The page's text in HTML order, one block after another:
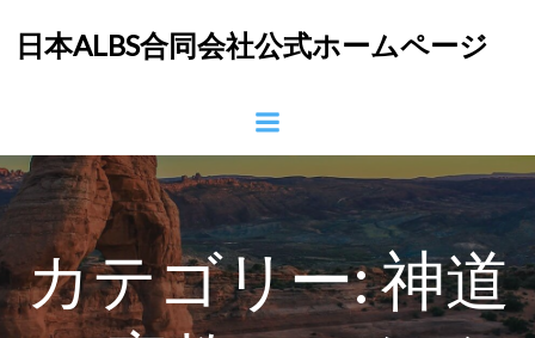
ン
ツ
へ
ス
キ
プ
日本ALBS合同会社公式ホームページ
カテゴリー:神道